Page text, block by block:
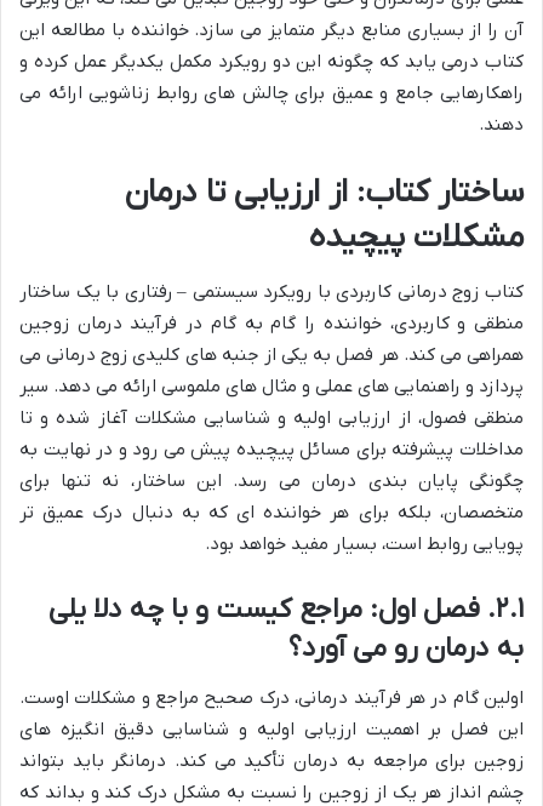
آن را از بسیاری منابع دیگر متمایز می سازد. خواننده با مطالعه این
کتاب درمی یابد که چگونه این دو رویکرد مکمل یکدیگر عمل کرده و
راهکارهایی جامع و عمیق برای چالش های روابط زناشویی ارائه می
دهند.
ساختار کتاب: از ارزیابی تا درمان
مشکلات پیچیده
کتاب زوج درمانی کاربردی با رویکرد سیستمی – رفتاری با یک ساختار
منطقی و کاربردی، خواننده را گام به گام در فرآیند درمان زوجین
همراهی می کند. هر فصل به یکی از جنبه های کلیدی زوج درمانی می
پردازد و راهنمایی های عملی و مثال های ملموسی ارائه می دهد. سیر
منطقی فصول، از ارزیابی اولیه و شناسایی مشکلات آغاز شده و تا
مداخلات پیشرفته برای مسائل پیچیده پیش می رود و در نهایت به
چگونگی پایان بندی درمان می رسد. این ساختار، نه تنها برای
متخصصان، بلکه برای هر خواننده ای که به دنبال درک عمیق تر
پویایی روابط است، بسیار مفید خواهد بود.
۲.۱. فصل اول: مراجع کیست و با چه دلا یلی
به درمان رو می آورد؟
اولین گام در هر فرآیند درمانی، درک صحیح مراجع و مشکلات اوست.
این فصل بر اهمیت ارزیابی اولیه و شناسایی دقیق انگیزه های
زوجین برای مراجعه به درمان تأکید می کند. درمانگر باید بتواند
چشم انداز هر یک از زوجین را نسبت به مشکل درک کند و بداند که